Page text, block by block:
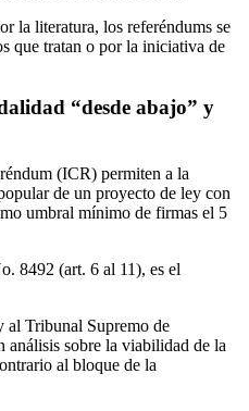
la literatura, los referéndums se
que tratan o por la iniciativa de
“desde abajo” y
(ICR) permiten a la
de un proyecto de ley con
umbral mínimo de firmas el 5
8492 (art. 6 al 11), es el
al Tribunal Supremo de
análisis sobre la viabilidad de la
al bloque de la